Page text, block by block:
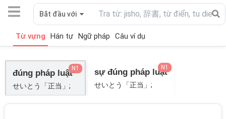
Bắt đầu với
Từ vựng Hán tự Ngữ pháp Câu ví dụ
đúng pháp luật
せいとう「正当」;
N1 sự đúng pháp luật
せいとう「正当」;
N1